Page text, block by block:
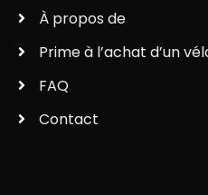
À propos de
Prime à l’achat d’un
FAQ
Contact